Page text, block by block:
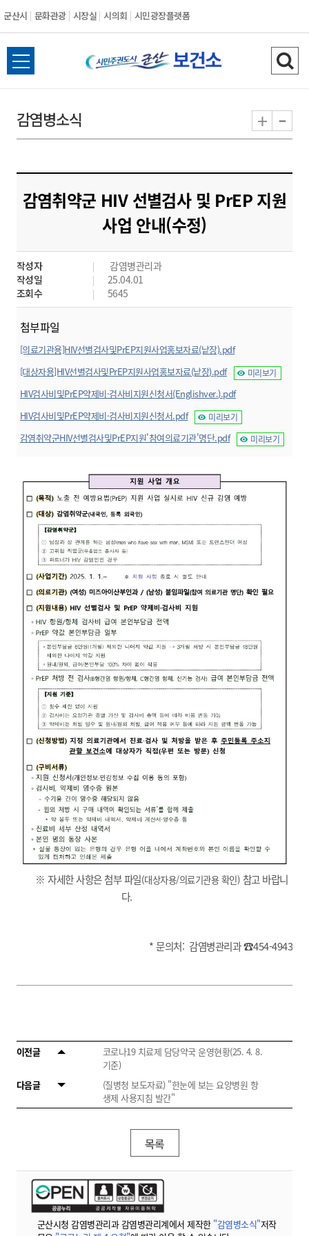
군산시 문화관광 시장실 시의회 시민광장플랫폼
군
산
전
체
뉴
열
검
색
기
감염병소식 + -
감염취약군 HIV 선별검사 및 PrEP 지원
사업 안내(수정)
작성자
감염병관리과
작성일
25.04.01
조회수
5645
첨부파일
[의료기관용]HIV선별검사및PrEP지원사업홍보자료(낱장).pdf
미리보기
[대상자용]HIV선별검사및PrEP지원사업홍보자료(낱장).pdf 미리보기
HIV검사비및PrEP약제비·검사비지원신청서(Englishver.).pdf
미리보기
HIV검사비및PrEP약제비·검사비지원신청서.pdf 미리보기
감염취약군HIV선별검사및PrEP지원'참여의료기관'명단.pdf 미리보기
※ 자세한 사항은 첨부 파일(대상자용/의료기관용 확인) 참고 바랍니
다.
* 문의처: 감염병관리과 ☎454-4943
이전글
코로나19 치료제 담당약국 운영현황(25. 4. 8.
기준)
다음글
(질병청 보도자료) "한눈에 보는 요양병원 항
생제 사용지침 발간"
목록
군산시청 감염병관리과 감염병관리계에서 제작한 "감염병소식"저작